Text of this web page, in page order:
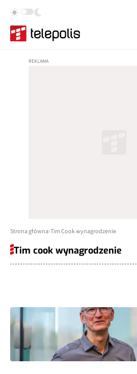
Strona główna Tim Cook wynagrodzenie
Tim cook wynagrodzenie